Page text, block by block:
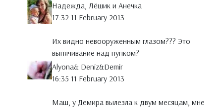
Надежда, Лёшик и Анечка
17:32 11 February 2013
Их видно невооруженным глазом??? Это
выпячивание над пупком?
Alyona& Deniz&Demir
16:35 11 February 2013
Маш, у Демира вылезла к двум месяцам, мне